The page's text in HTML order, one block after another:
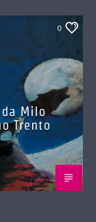
0
da Milo
Trento